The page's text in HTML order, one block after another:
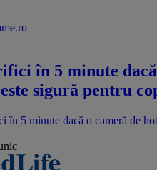
în 5 minute
sigură pentru